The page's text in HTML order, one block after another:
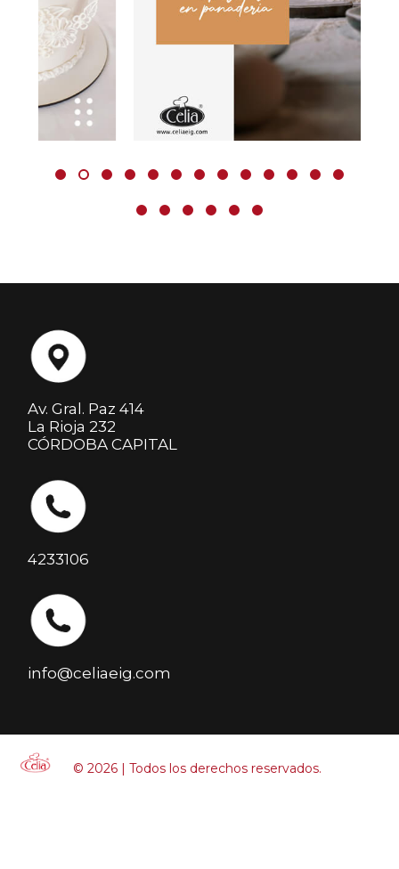
Av. Gral. Paz 414
La Rioja 232
CÓRDOBA CAPITAL
4233106
info@celiaeig.com
© 2026 | Todos los derechos reservados.